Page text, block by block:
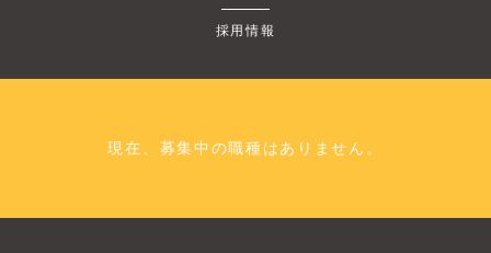
採用情報
現在、募集中の職種はありません。